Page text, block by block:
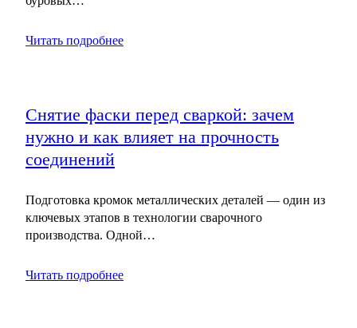
Читать подробнее
Снятие фаски перед сваркой: зачем
нужно и как влияет на прочность
соединений
Подготовка кромок металлических деталей — один из
ключевых этапов в технологии сварочного
производства. Одной…
Читать подробнее